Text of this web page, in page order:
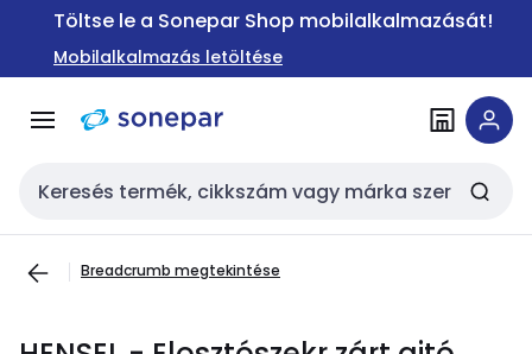
Ugrás a
Ugrás a
tartalomra
Töltse le a Sonepar Shop mobilalkalmazását!
Mobilalkalmazás letöltése
Keresési bemenet
Breadcrumb megtekintése